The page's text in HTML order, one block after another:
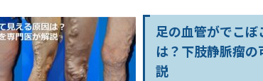
足の血管がでこ
は？下肢静脈瘤
説